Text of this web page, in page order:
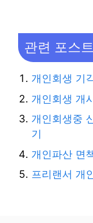
관련 포스트
개인회생 기
개인회생 개
개인회생중
기
개인파산 면
프리랜서 개